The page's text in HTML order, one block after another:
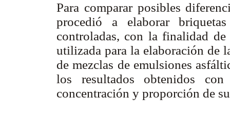
Para comparar posibles
procedió a elaborar
controladas, con la finalidad
utilizada para la elaboración de
de mezclas de emulsiones
los resultados obtenidos
concentración y proporción de